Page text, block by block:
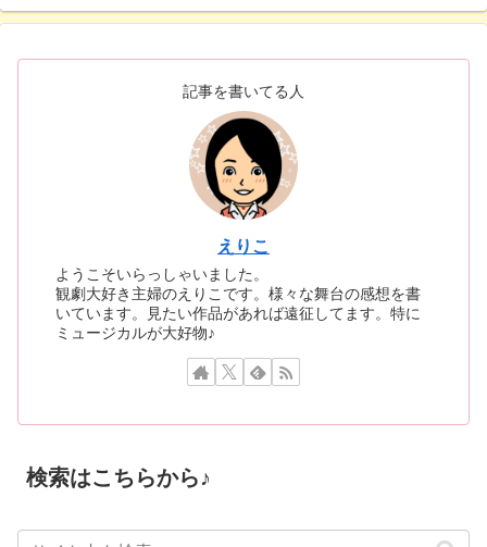
記事を書いてる人
えりこ
ようこそいらっしゃいました。
観劇大好き主婦のえりこです。様々な舞台の感想を書
いています。見たい作品があれば遠征してます。特に
ミュージカルが大好物♪
検索はこちらから♪